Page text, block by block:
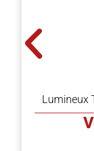
Lumineux